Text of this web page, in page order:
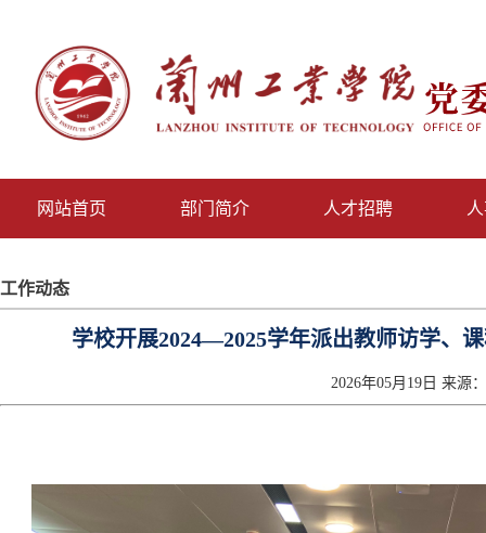
网站首页 部门简介 人才招聘
工作动态
学校开展2024—2025学年派出教师访学、
2026年05月19日 来源